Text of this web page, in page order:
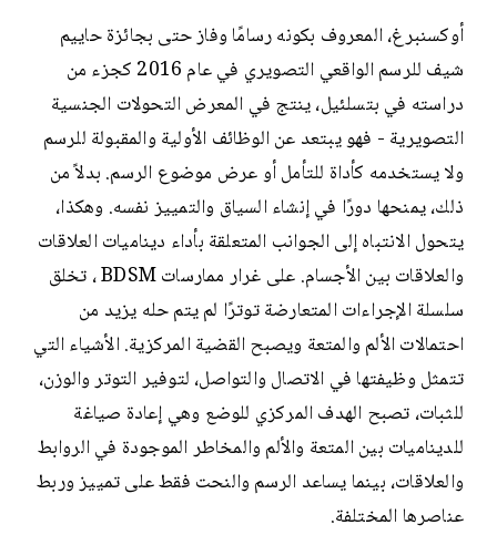
أوكسنبرغ، المعروف بكونه رسامًا وفاز حتى بجائزة حاييم
شيف للرسم الواقعي التصويري في عام 2016 كجزء من
دراسته في بتسلئيل، ينتج في المعرض التحولات الجنسية
التصويرية - فهو يبتعد عن الوظائف الأولية والمقبولة للرسم
ولا يستخدمه كأداة للتأمل أو عرض موضوع الرسم. بدلاً من
ذلك، يمنحها دورًا في إنشاء السياق والتمييز نفسه. وهكذا،
يتحول الانتباه إلى الجوانب المتعلقة بأداء ديناميات العلاقات
والعلاقات بين الأجسام. على غرار ممارسات BDSM ، تخلق
سلسلة الإجراءات المتعارضة توترًا لم يتم حله يزيد من
احتمالات الألم والمتعة ويصبح القضية المركزية. الأشياء التي
تتمثل وظيفتها في الاتصال والتواصل، لتوفير التوتر والوزن،
للثبات، تصبح الهدف المركزي للوضع وهي إعادة صياغة
للديناميات بين المتعة والألم والمخاطر الموجودة في الروابط
والعلاقات، بينما يساعد الرسم والنحت فقط على تمييز وربط
عناصرها المختلفة.